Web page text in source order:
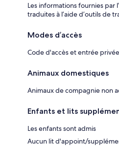
Les informations fournies
traduites à l’aide d’outils de
Modes d’accès
Code d'accès et entrée privée
Animaux domestiques
Animaux de compagnie non
Enfants et lits
Les enfants sont admis
Aucun lit d'appoint/